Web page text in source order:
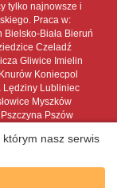
tylko najnowsze i
Praca w:
Biała Bieruń
Czeladź
Gliwice Imielin
Koniecpol
Lędziny Lubliniec
Myszków
Pszów
Sośnicowice
Góry Toszek
Woźniki
nasz serwis